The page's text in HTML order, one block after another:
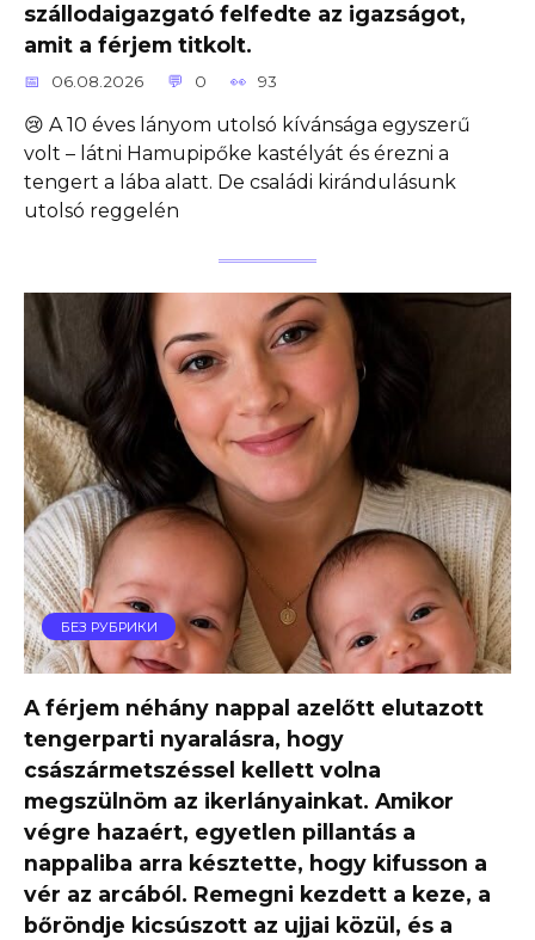
szállodaigazgató felfedte az igazságot,
amit a férjem titkolt.
06.08.2026 0 93
😢 A 10 éves lányom utolsó kívánsága egyszerű
volt – látni Hamupipőke kastélyát és érezni a
tengert a lába alatt. De családi kirándulásunk
utolsó reggelén
БЕЗ РУБРИКИ
A férjem néhány nappal azelőtt elutazott
tengerparti nyaralásra, hogy
császármetszéssel kellett volna
megszülnöm az ikerlányainkat. Amikor
végre hazaért, egyetlen pillantás a
nappaliba arra késztette, hogy kifusson a
vér az arcából. Remegni kezdett a keze, a
bőröndje kicsúszott az ujjai közül, és a